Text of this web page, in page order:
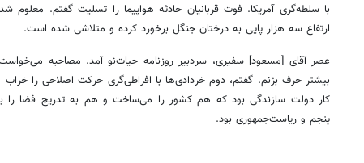
با سلطه‌گری آمریکا. فوت قربانیان حادثه هواپیما را تسلیت گفتم. معلوم
ارتفاع سه هزار پایی به درختان جنگل برخورد کرده و متلاشی شده است.
عصر آقای [مسعود] سفیری، سردبیر روزنامه حیات‌نو آمد. مصاحبه
بیشتر حرف بزنم. گفتم، دوم خردادی‌ها با افراطی‌گری حرکت اصلاحی را
کار دولت سازندگی بود که هم کشور را می‌ساخت و هم به تدریج فضا را
پنجم و ریاست‌جمهوری بود.